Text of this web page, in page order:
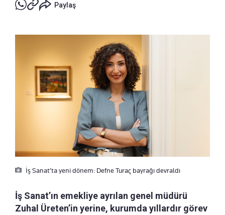
Paylaş
İş Sanat’ta yeni dönem: Defne Turaç bayrağı devraldı
İş Sanat’ın emekliye ayrılan genel müdürü
Zuhal Üreten’in yerine, kurumda yıllardır görev